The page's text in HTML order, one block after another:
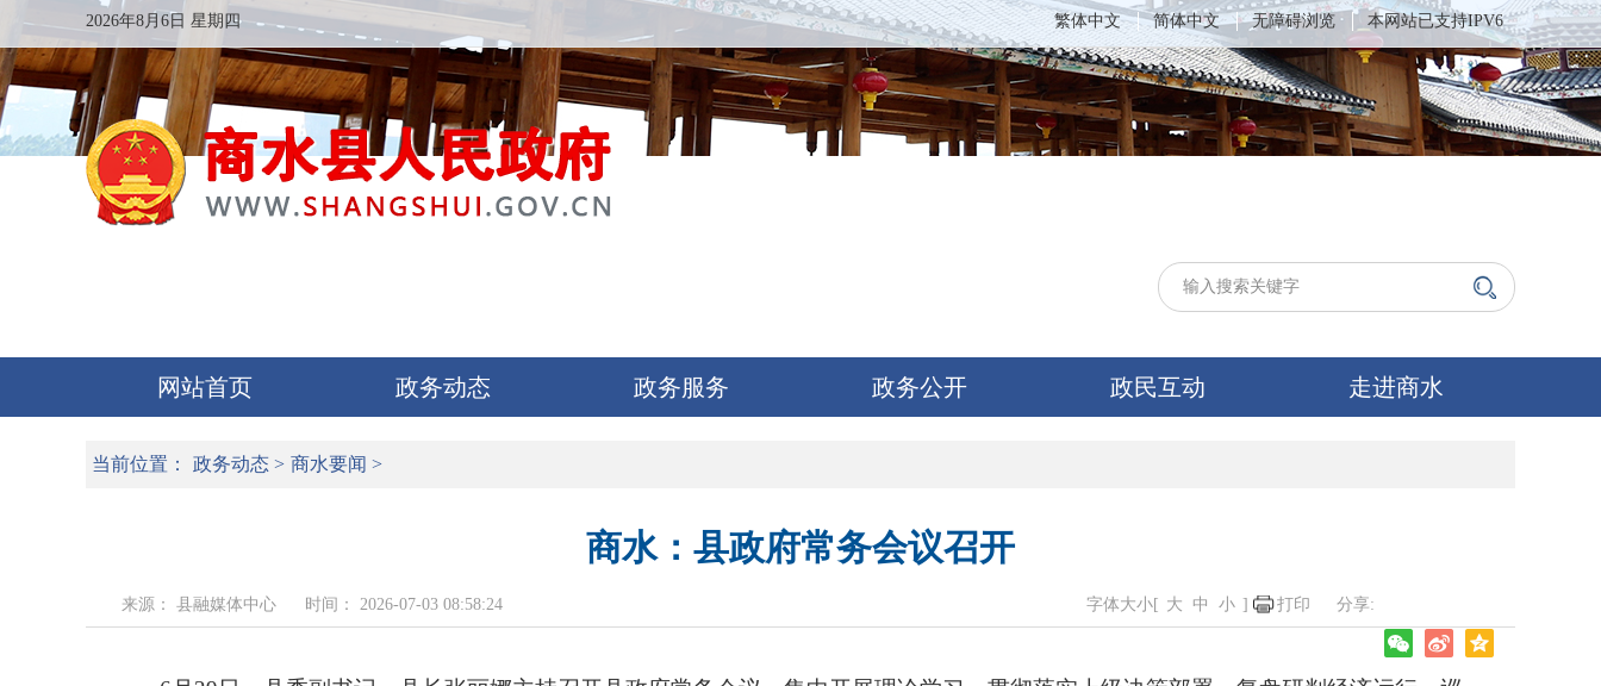
2026年8月6日 星期四 繁体中文 简体中文 无障碍浏览 本网站已支持IPV6
网站首页 政务动态 政务服务 政务公开 政民互动 走进商水
当前位置： 政务动态 > 商水要闻 >
商水：县政府常务会议召开
来源： 县融媒体中心 时间： 2026-07-03 08:58:24 字体大小[ 大 中 小 ] 打印